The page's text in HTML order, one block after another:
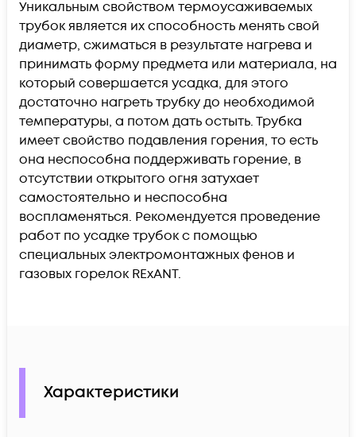
Уникальным свойством термоусаживаемых
трубок является их способность менять свой
диаметр, сжиматься в результате нагрева и
принимать форму предмета или материала, на
который совершается усадка, для этого
достаточно нагреть трубку до необходимой
температуры, а потом дать остыть. Трубка
имеет свойство подавления горения, то есть
она неспособна поддерживать горение, в
отсутствии открытого огня затухает
самостоятельно и неспособна
воспламеняться. Рекомендуется проведение
работ по усадке трубок с помощью
специальных электромонтажных фенов и
газовых горелок REхANT.
Характеристики